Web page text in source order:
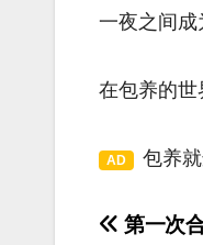
一夜之间成
在包养的世
AD 包养就
第一次